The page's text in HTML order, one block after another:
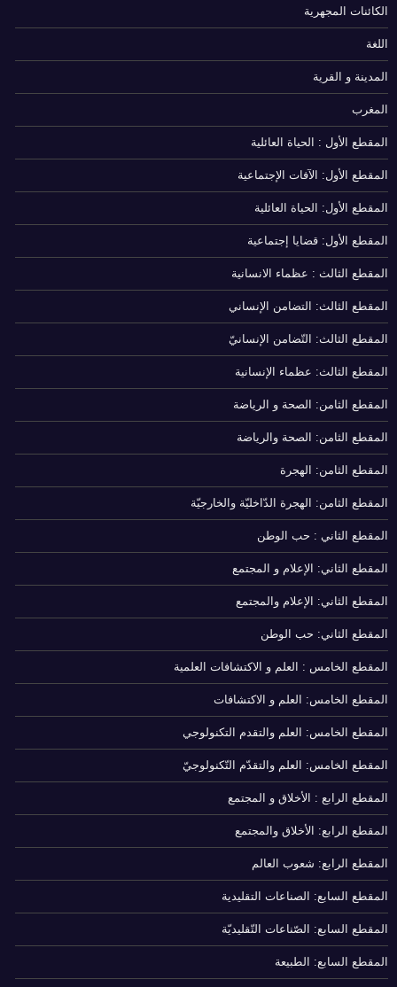
الكائنات المجهرية
اللغة
المدينة و القرية
المغرب
المقطع الأول : الحياة العائلية
المقطع الأول: الآفات الإجتماعية
المقطع الأول: الحياة العائلية
المقطع الأول: قضايا إجتماعية
المقطع الثالث : عظماء الانسانية
المقطع الثالث: التضامن الإنساني
المقطع الثالث: التّضامن الإنسانيّ
المقطع الثالث: عظماء الإنسانية
المقطع الثامن: الصحة و الرياضة
المقطع الثامن: الصحة والرياضة
المقطع الثامن: الهجرة
المقطع الثامن: الهجرة الدّاخليّة والخارجيّة
المقطع الثاني : حب الوطن
المقطع الثاني: الإعلام و المجتمع
المقطع الثاني: الإعلام والمجتمع
المقطع الثاني: حب الوطن
المقطع الخامس : العلم و الاكتشافات العلمية
المقطع الخامس: العلم و الاكتشافات
المقطع الخامس: العلم والتقدم التكنولوجي
المقطع الخامس: العلم والتقدّم التّكنولوجيّ
المقطع الرابع : الأخلاق و المجتمع
المقطع الرابع: الأخلاق والمجتمع
المقطع الرابع: شعوب العالم
المقطع السابع: الصناعات التقليدية
المقطع السابع: الصّناعات التّقليديّة
المقطع السابع: الطبيعة